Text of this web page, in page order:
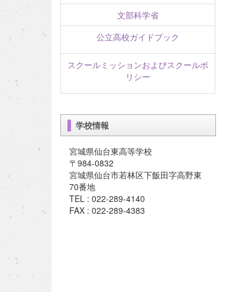
文部科学省
公立高校ガイドブック
スクールミッションおよびスクールポ
リシー
学校情報
宮城県仙台東高等学校
〒984-0832
宮城県仙台市若林区下飯田字高野東
70番地
TEL : 022-289-4140
FAX : 022-289-4383